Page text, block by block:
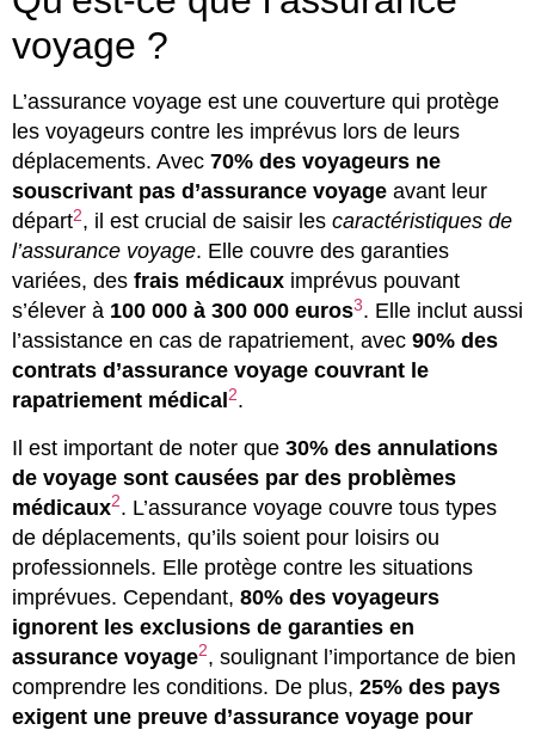
voyage ?
L’assurance voyage est une couverture qui protège
les voyageurs contre les imprévus lors de leurs
déplacements. Avec 70% des voyageurs ne
souscrivant pas d’assurance voyage avant leur
départ2, il est crucial de saisir les caractéristiques de
l’assurance voyage. Elle couvre des garanties
variées, des frais médicaux imprévus pouvant
s’élever à 100 000 à 300 000 euros3. Elle inclut aussi
l’assistance en cas de rapatriement, avec 90% des
contrats d’assurance voyage couvrant le
rapatriement médical 2.
Il est important de noter que 30% des annulations
de voyage sont causées par des problèmes
médicaux2. L’assurance voyage couvre tous types
de déplacements, qu’ils soient pour loisirs ou
professionnels. Elle protège contre les situations
imprévues. Cependant, 80% des voyageurs
ignorent les exclusions de garanties en
assurance voyage2, soulignant l’importance de bien
comprendre les conditions. De plus, 25% des pays
exigent une preuve d’assurance voyage pour